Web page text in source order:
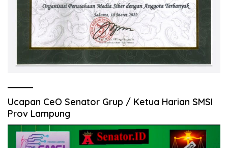
Ucapan CeO Senator Grup / Ketua Harian SMSI
Prov Lampung